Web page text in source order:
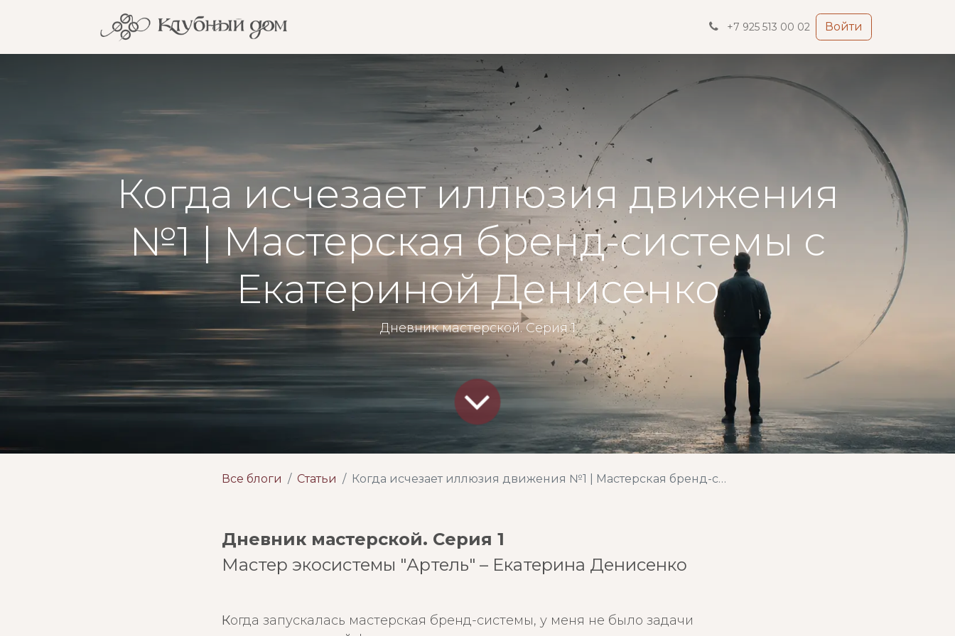
+7 925 513 00 02 Войти
Когда исчезает иллюзия движения
№1 | Мастерская бренд-системы с
Екатериной Денисенко
Дневник мастерской. Серия 1
Все блоги Статьи Когда исчезает иллюзия движения №1 | Мастерская бренд-системы с Екатериной Денисенко
Дневник мастерской. Серия 1
Мастер экосистемы "Артель" – Екатерина Денисенко
Когда запускалась мастерская бренд-системы, у меня не было задачи